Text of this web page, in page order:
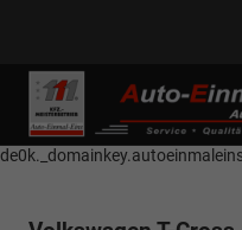
------------ Host Name :
selector1-aee-
Name : selector2._domainkey